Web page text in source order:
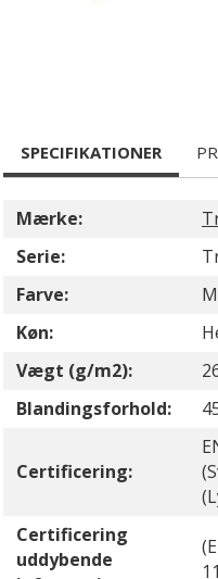
SPECIFIKATIONER
Mærke:
Serie:
Farve:
Køn:
Vægt (g/m2):
Blandingsforhold:
Certificering:
Certificering
uddybende